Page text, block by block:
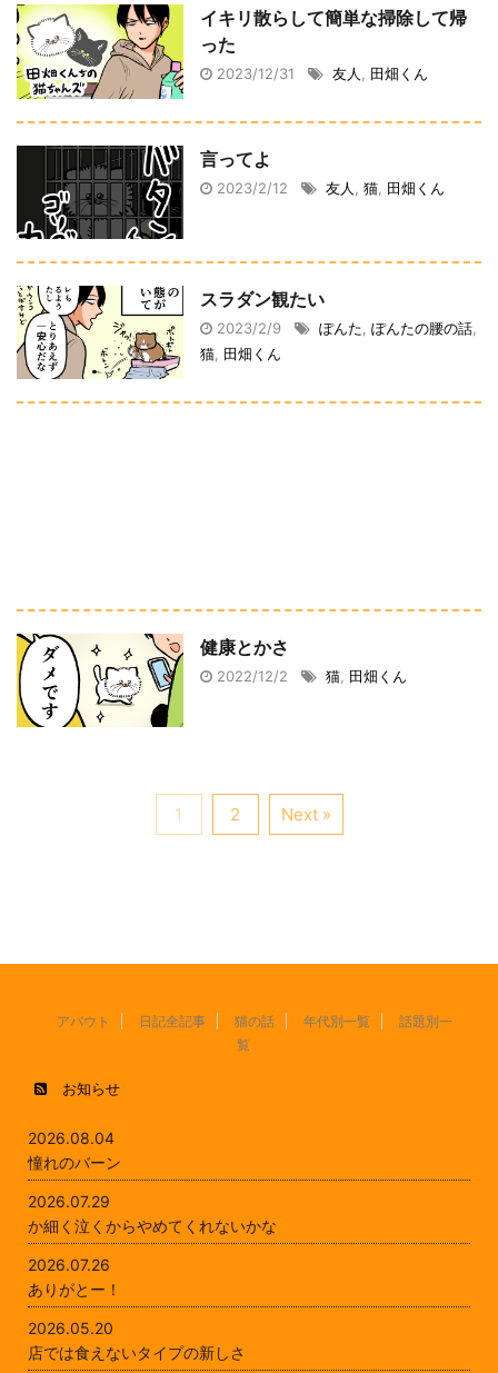
イキリ散らして簡単な掃除して帰
った
2023/12/31 友人, 田畑くん
言ってよ
2023/2/12 友人 猫 田畑くん
スラダン観たい
2023/2/9 ぽんた ぽんたの腰の話
猫 田畑くん
健康とかさ
2022/12/2 猫 田畑くん
1 2 Next »
アバウト 日記全記事 猫の話 年代別一覧
話題別一
覧
お知らせ
2026.08.04
憧れのバーン
2026.07.29
か細く泣くからやめてくれないかな
2026.07.26
ありがとー！
2026.05.20
店では食えないタイプの新しさ